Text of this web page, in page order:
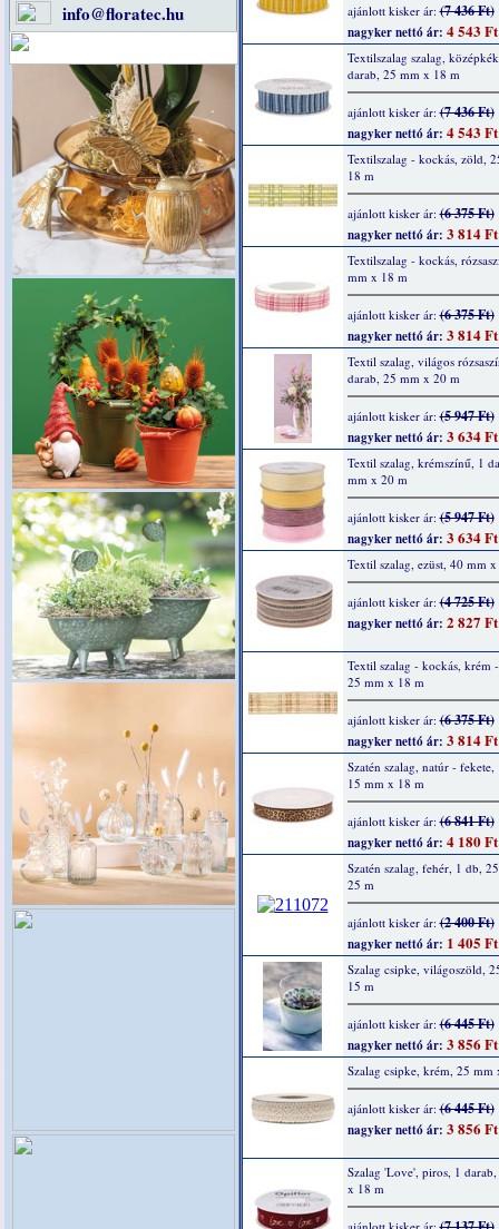
info@floratec.hu ajánlott kisker ár:(7 436 Ft)
nagyker nettó ár: 4 543 Ft
Textilszalag szalag,
darab, 25 mm x 18 m
ajánlott kisker ár:(7 436 Ft)
nagyker nettó ár: 4 543 Ft
Textilszalag - kockás, zöld,
18 m
ajánlott kisker ár:(6 375 Ft)
nagyker nettó ár: 3 814 Ft
Textilszalag - kockás,
mm x 18 m
ajánlott kisker ár:(6 375 Ft)
nagyker nettó ár: 3 814 Ft
Textil szalag, világos
darab, 25 mm x 20 m
ajánlott kisker ár:(5 947 Ft)
nagyker nettó ár: 3 634 Ft
Textil szalag, krémszínű, 1
mm x 20 m
ajánlott kisker ár:(5 947 Ft)
nagyker nettó ár: 3 634 Ft
Textil szalag, ezüst, 40 mm
ajánlott kisker ár:(4 725 Ft)
nagyker nettó ár: 2 827 Ft
Textil szalag - kockás, krém
25 mm x 18 m
ajánlott kisker ár:(6 375 Ft)
nagyker nettó ár: 3 814 Ft
Szatén szalag, natúr - fekete,
15 mm x 18 m
ajánlott kisker ár:(6 841 Ft)
nagyker nettó ár: 4 180 Ft
Szatén szalag, fehér, 1 db,
25 m
ajánlott kisker ár:(2 400 Ft)
nagyker nettó ár: 1 405 Ft
Szalag csipke, világoszöld,
15 m
ajánlott kisker ár:(6 445 Ft)
nagyker nettó ár: 3 856 Ft
Szalag csipke, krém, 25 mm
ajánlott kisker ár:(6 445 Ft)
nagyker nettó ár: 3 856 Ft
Szalag 'Love', piros, 1
x 18 m